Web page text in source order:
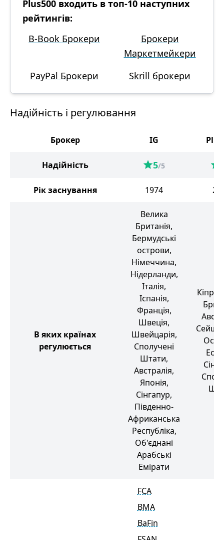
Plus500 входить в топ-10 наступних
рейтингів:
B-Book Брокери
Брокери
Маркетмейкери
PayPal Брокери
Skrill брокери
Надійність і регулювання
Брокер IG
Надійність 5/5
Рік заснування 1974
В яких країнах
регулюється
Велика
Британія,
Бермудські
острови,
Німеччина,
Нідерланди,
Італія,
Іспанія,
Франція,
Швеція,
Швейцарія,
Сполучені
Штати,
Австралія,
Японія,
Сінгапур,
Південно-
Африканська
Республіка,
Об'єднані
Арабські
Емірати
Кіпр,
FCA
BMA
BaFin